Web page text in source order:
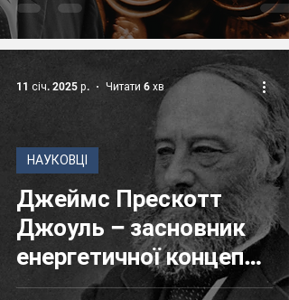
мереж
Джеймс Прескотт
Джоуль – засновник
енергетичної концепції
термодинаміки
НАУКОВЦІ
11 січ. 2025 р. Читати 6 хв